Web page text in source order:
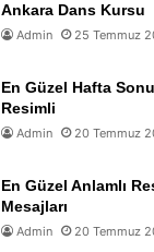
Ankara Dans Kursu
Admin 25 Temmuz
En Güzel Hafta
Resimli
Admin 20 Temmuz
En Güzel Anlamlı
Mesajları
Admin 20 Temmuz